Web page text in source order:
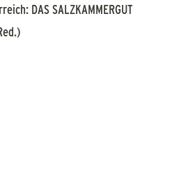
DAS SALZKAMMERGUT